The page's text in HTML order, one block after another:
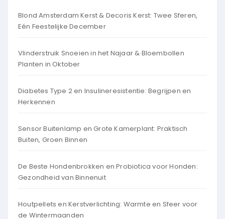
Blond Amsterdam Kerst & Decoris Kerst: Twee Sferen,
Eén Feestelijke December
Vlinderstruik Snoeien in het Najaar & Bloembollen
Planten in Oktober
Diabetes Type 2 en Insulineresistentie: Begrijpen en
Herkennen
Sensor Buitenlamp en Grote Kamerplant: Praktisch
Buiten, Groen Binnen
De Beste Hondenbrokken en Probiotica voor Honden:
Gezondheid van Binnenuit
Houtpellets en Kerstverlichting: Warmte en Sfeer voor
de Wintermaanden